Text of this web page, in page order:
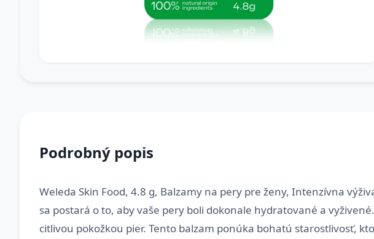
Podrobný popis
Weleda Skin Food, 4.8 g, Balzamy na pery pre ženy, Intenzívna
sa postará o to, aby vaše pery boli dokonale hydratované a
citlivou pokožkou pier. Tento balzam ponúka bohatú starostlivosť,